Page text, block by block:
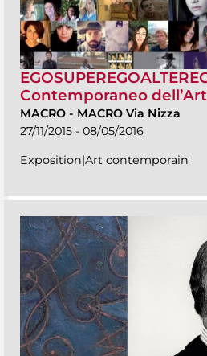
Contemporaneo
MACRO - MACRO Via Nizza
27/11/2015 - 08/05/2016
Exposition|Art contemporain